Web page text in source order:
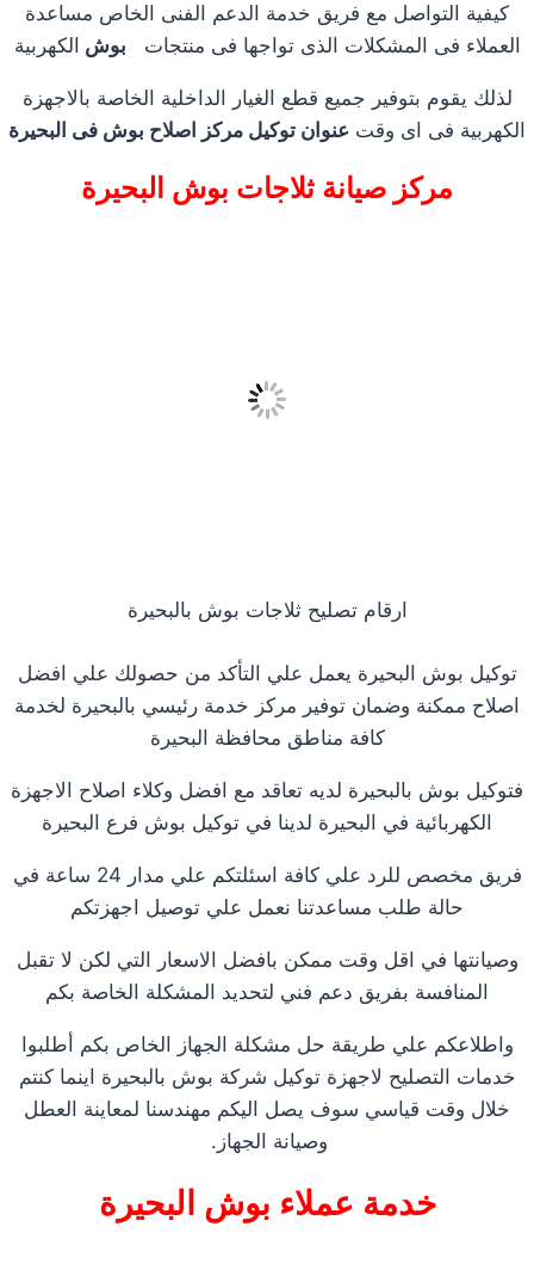
كيفية التواصل مع فريق خدمة الدعم الفنى الخاص مساعدة
العملاء فى المشكلات الذى تواجها فى منتجات بوش الكهربية
لذلك يقوم بتوفير جميع قطع الغيار الداخلية الخاصة بالاجهزة
الكهربية فى اى وقت عنوان توكيل مركز اصلاح بوش فى البحيرة
مركز صيانة ثلاجات بوش البحيرة
ارقام تصليح ثلاجات بوش بالبحيرة
توكيل بوش البحيرة يعمل علي التأكد من حصولك علي افضل
اصلاح ممكنة وضمان توفير مركز خدمة رئيسي بالبحيرة لخدمة
كافة مناطق محافظة البحيرة
فتوكيل بوش بالبحيرة لديه تعاقد مع افضل وكلاء اصلاح الاجهزة
الكهربائية في البحيرة لدينا في توكيل بوش فرع البحيرة
فريق مخصص للرد علي كافة اسئلتكم علي مدار 24 ساعة في
حالة طلب مساعدتنا نعمل علي توصيل اجهزتكم
وصيانتها في اقل وقت ممكن بافضل الاسعار التي لكن لا تقبل
المنافسة بفريق دعم فني لتحديد المشكلة الخاصة بكم
واطلاعكم علي طريقة حل مشكلة الجهاز الخاص بكم أطلبوا
خدمات التصليح لاجهزة توكيل شركة بوش بالبحيرة اينما كنتم
خلال وقت قياسي سوف يصل اليكم مهندسنا لمعاينة العطل
وصيانة الجهاز.
خدمة عملاء بوش البحيرة